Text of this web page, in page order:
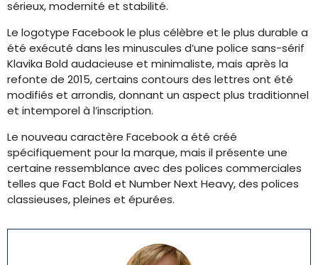
sérieux, modernité et stabilité.
Le logotype Facebook le plus célèbre et le plus durable a
été exécuté dans les minuscules d’une police sans-sérif
Klavika Bold audacieuse et minimaliste, mais après la
refonte de 2015, certains contours des lettres ont été
modifiés et arrondis, donnant un aspect plus traditionnel
et intemporel à l’inscription.
Le nouveau caractère Facebook a été créé
spécifiquement pour la marque, mais il présente une
certaine ressemblance avec des polices commerciales
telles que Fact Bold et Number Next Heavy, des polices
classieuses, pleines et épurées.